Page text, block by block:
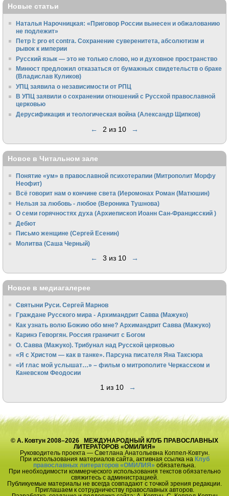
Новые статьи
Наталья Нарочницкая: «Приговор России вынесен и обжалованию
не подлежит»
Петр I: pro et contra. Сохранение суверенитета, абсолютизм и
рывок к империи
Русский язык — это не только слово, но и духовное пространство
Минюст предложил отказаться от бумажных свидетельств о браке
(Владислав Куликов)
УПЦ заявила о независимости от РПЦ
В УПЦ заявили о сохранении отношений с Русской православной
церковью
Дерусификация и теологическая война (Александр Щипков)
← 2 из 10 →
Новое в Читальном зале
Понятие «ум» в православной психотерапии (Митрополит Морфу
Неофит)
Всё говорит нам о кончине света (Иеромонах Роман (Матюшин)
Нельзя за любовь - любое (Вероника Тушнова)
О семи горячностях духа (Архиепископ Иоанн Сан-Францисский )
Дебют
Письмо женщине (Сергей Есенин)
Молитва (Саша Черный)
← 3 из 10 →
Новое в медиагалерее
Святыни Руси. Сергей Марнов
Граждане Русского мира - Архимандрит Савва (Мажуко)
Как узнать волю Божию обо мне? Архимандрит Савва (Мажуко)
Каринэ Геворгян. Россия граничит с Богом
О. Савва (Мажуко). Трибунал над Русской церковью
«Я с Христом — как в танке». Парсуна писателя Яна Таксюра
«И глас мой услышат…» – фильм о митрополите Черкасском и
Каневском Феодосии
1 из 10 →
© А. Ковтун 2008–2026 МЕЖДУНАРОДНЫЙ КЛУБ ПРАВОСЛАВНЫХ
ЛИТЕРАТОРОВ «ОМИЛИЯ»
Руководитель проекта — Светлана Анатольевна Коппел-Ковтун.
При использования материалов сайта, активная ссылка на Клуб
православных литераторов «ОМИЛИЯ» обязательна.
При необходимости коммерческого использования текстов обязательно
свяжитесь с администрацией.
Публикуемые материалы не всегда совпадают с точкой зрения редакции.
Приглашаем к сотрудничеству православных авторов.